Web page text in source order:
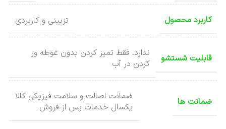
کاربرد محصول تزیینی و کاربردی
قابلیت شستشو
ندارد. فقط تمیز کردن بدون غوطه ور
کردن در آب
ضمانت ها
ضمانت اصالت و سلامت فیزیکی کالا
یکسال خدمات پس از فروش